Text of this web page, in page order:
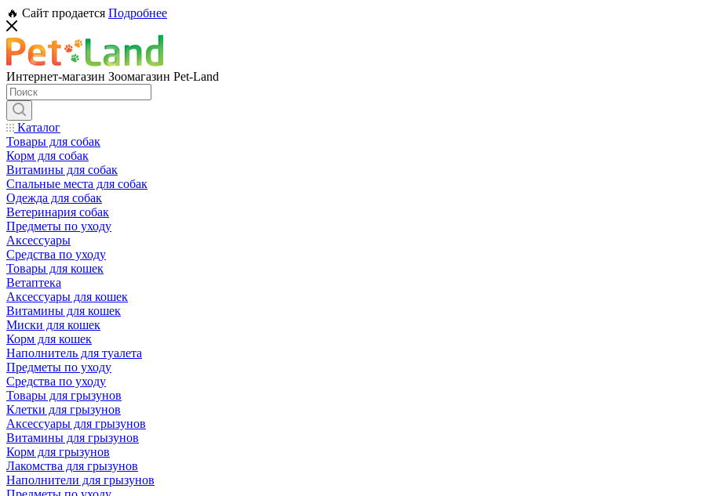
🔥 Сайт продается Подробнее
Интернет-магазин Зоомагазин Pet-Land
Каталог
Товары для собак
Корм для собак
Витамины для собак
Спальные места для собак
Одежда для собак
Ветеринария собак
Предметы по уходу
Аксессуары
Средства по уходу
Товары для кошек
Ветаптека
Аксессуары для кошек
Витамины для кошек
Миски для кошек
Корм для кошек
Наполнитель для туалета
Предметы по уходу
Средства по уходу
Товары для грызунов
Клетки для грызунов
Аксессуары для грызунов
Витамины для грызунов
Корм для грызунов
Лакомства для грызунов
Наполнители для грызунов